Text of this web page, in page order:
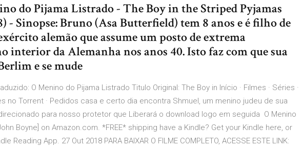
do Pijama Listrado - The Boy in the Striped Pyjamas
- Sinopse: Bruno (Asa Butterfield) tem 8 anos e é filho de
alemão que assume um posto de extrema
interior da Alemanha nos anos 40. Isto faz com que sua
e se mude
O Menino do Pijama Listrado Titulo Original: The Boy in Início · Filmes · Séries ·
no Torrent · Pedidos casa e certo dia encontra Shmuel, um menino judeu de sua
para nosso protetor que Liberará o download logo em seguida O Menino
Boyne] on Amazon.com. *FREE* shipping have a Kindle? Get your Kindle here, or
Reading App. 27 Out 2018 PARA BAIXAR O FILME COMPLETO, ACESSE ESTE LINK: